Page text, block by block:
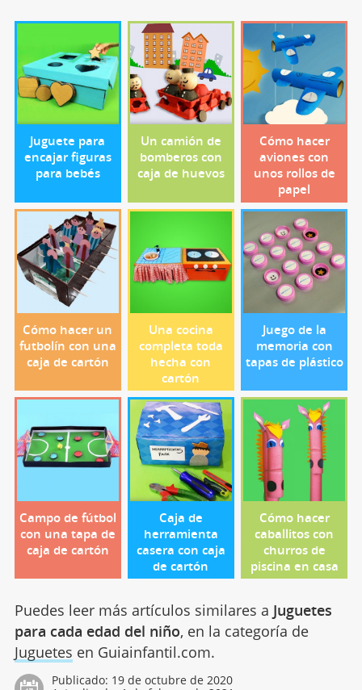
Juguete para
encajar figuras
para bebés
Un camión de
bomberos con
caja de huevos
Cómo hacer
aviones con
unos rollos de
papel
Cómo hacer un
futbolín con una
caja de cartón
Una cocina
completa toda
hecha con
cartón
Juego de la
memoria con
tapas de plástico
Campo de fútbol
con una tapa de
caja de cartón
Caja de
herramienta
casera con caja
de cartón
Cómo hacer
caballitos con
churros de
piscina en casa
Puedes leer más artículos similares a Juguetes
para cada edad del niño, en la categoría de
Juguetes en Guiainfantil.com.
Publicado: 19 de octubre de 2020